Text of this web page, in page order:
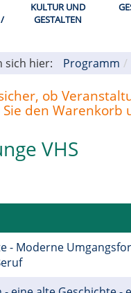
/
KULTUR UND
GESTALTEN
sich hier: Programm
ob
den Warenkorb
VHS
- Moderne